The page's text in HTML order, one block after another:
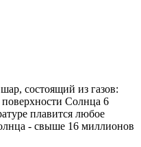
состоящий из газов:
поверхности Солнца 6
плавится любое
- свыше 16 миллионов